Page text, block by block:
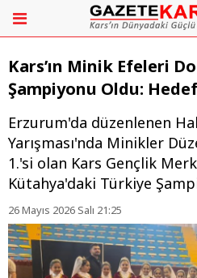
Kars’ın Minik Efeleri
Şampiyonu Oldu:
Erzurum'da düzenlenen
Yarışması'nda Minikler
1.'si olan Kars Gençlik
Kütahya'daki Türkiye
26 Mayıs 2026 Salı 21:25